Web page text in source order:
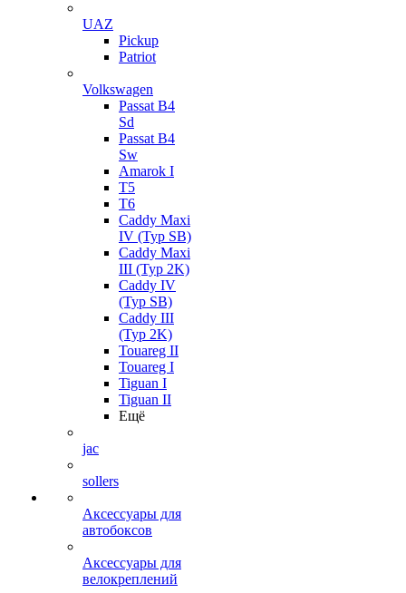
UAZ
Pickup
Patriot
Volkswagen
Passat B4
Sd
Passat B4
Sw
Amarok I
T5
T6
Caddy Maxi
IV (Typ SB)
Caddy Maxi
III (Typ 2K)
Caddy IV
(Typ SB)
Caddy III
(Typ 2K)
Touareg II
Touareg I
Tiguan I
Tiguan II
Ещё
jac
sollers
Аксессуары для
автобоксов
Аксессуары для
велокреплений